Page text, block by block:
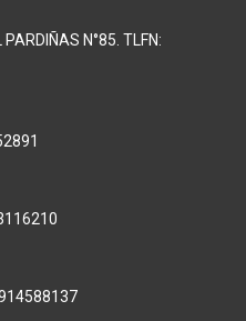
PARDIÑAS N°85. TLFN: